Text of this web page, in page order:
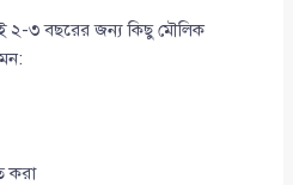
৩ বছরের জন্য কিছু মৌলিক
করা